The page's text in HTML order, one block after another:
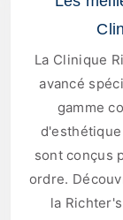
La Clinique
avancé
gamme
sont conçus
ordre.
la